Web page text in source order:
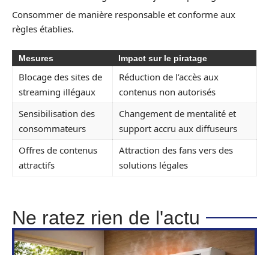
Consommer de manière responsable et conforme aux
règles établies.
Mesures Impact sur le piratage
Blocage des sites de
streaming illégaux
Réduction de l’accès aux
contenus non autorisés
Sensibilisation des
consommateurs
Changement de mentalité et
support accru aux diffuseurs
Offres de contenus
attractifs
Attraction des fans vers des
solutions légales
Ne ratez rien de l'actu